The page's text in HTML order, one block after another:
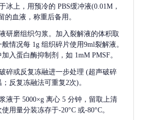
冰上，用预冷的 PBS缓冲液(0.01M，
的血液，称重后备用。
研磨组织匀浆。加入裂解液的体积取
般情况每 1g 组织碎片使用9ml裂解液。
入蛋白酶抑制剂，如 1mM PMSF。
碎或反复冻融进一步处理 (超声破碎
反复冻融法可重复2次)。
液于 5000×g 离心 5 分钟，留取上清
用量分装冻存于-20°C 或-80°C。